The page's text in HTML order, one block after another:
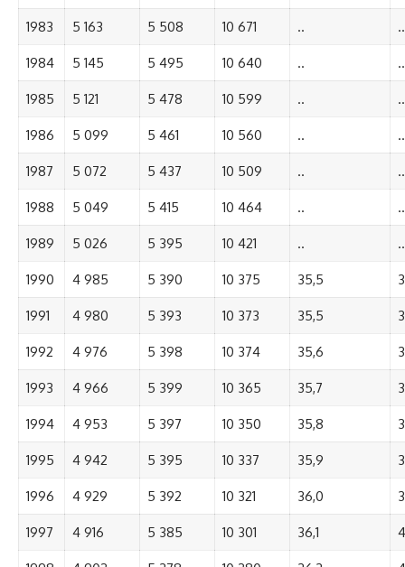
1983 5 163 5 508 10 671 .. ..
1984 5 145 5 495 10 640 .. ..
1985 5 121 5 478 10 599 .. ..
1986 5 099 5 461 10 560 .. ..
1987 5 072 5 437 10 509 .. ..
1988 5 049 5 415 10 464 .. ..
1989 5 026 5 395 10 421 .. ..
1990 4 985 5 390 10 375 35,5
1991 4 980 5 393 10 373 35,5
1992 4 976 5 398 10 374 35,6
1993 4 966 5 399 10 365 35,7
1994 4 953 5 397 10 350 35,8
1995 4 942 5 395 10 337 35,9
1996 4 929 5 392 10 321 36,0
1997 4 916 5 385 10 301 36,1